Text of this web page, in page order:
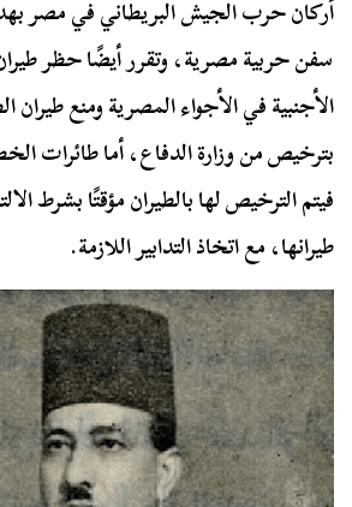
أركان حرب الجيش البريطاني في مصر
سفن حربية مصرية،وتقرر أيضًا حظر
الأجنبية في الأجواء المصرية ومنع طيران
بترخيص من وزارة الدفاع، أما طائرات
فيتم الترخيص لها بالطيران مؤقتًا بشرط
طيرانها، مع اتخاذ التدابير اللازمة.